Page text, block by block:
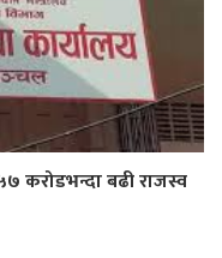
करोडभन्दा बढी राजस्व